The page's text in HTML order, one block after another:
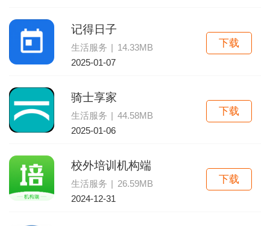
记得日子
生活服务 | 14.33MB
2025-01-07
下载
骑士享家
生活服务 | 44.58MB
2025-01-06
下载
校外培训机构端
生活服务 | 26.59MB
2024-12-31
下载